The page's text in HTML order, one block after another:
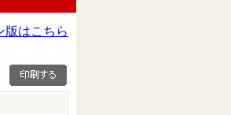
版はこちら